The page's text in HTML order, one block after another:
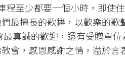
至少都要一個小時，即使
最擅長的歌舞，以歡樂的
真誠的歡迎，還有受贈單
會，感恩感謝之情，溢於言